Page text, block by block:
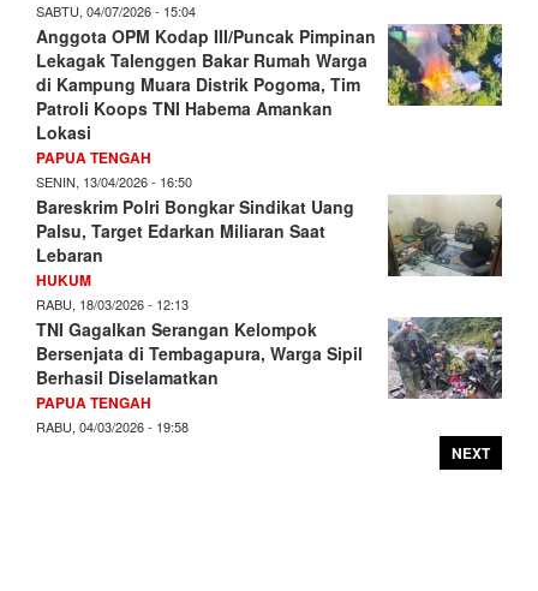
SABTU, 04/07/2026 - 15:04
Anggota OPM Kodap III/Puncak Pimpinan
Lekagak Talenggen Bakar Rumah Warga
di Kampung Muara Distrik Pogoma, Tim
Patroli Koops TNI Habema Amankan
Lokasi
PAPUA TENGAH
SENIN, 13/04/2026 - 16:50
Bareskrim Polri Bongkar Sindikat Uang
Palsu, Target Edarkan Miliaran Saat
Lebaran
HUKUM
RABU, 18/03/2026 - 12:13
TNI Gagalkan Serangan Kelompok
Bersenjata di Tembagapura, Warga Sipil
Berhasil Diselamatkan
PAPUA TENGAH
RABU, 04/03/2026 - 19:58
NEXT